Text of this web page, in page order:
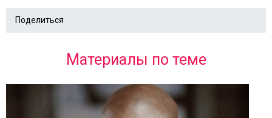
Поделиться
Материалы по теме